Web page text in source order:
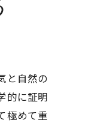
と自然の
的に証明
極めて重